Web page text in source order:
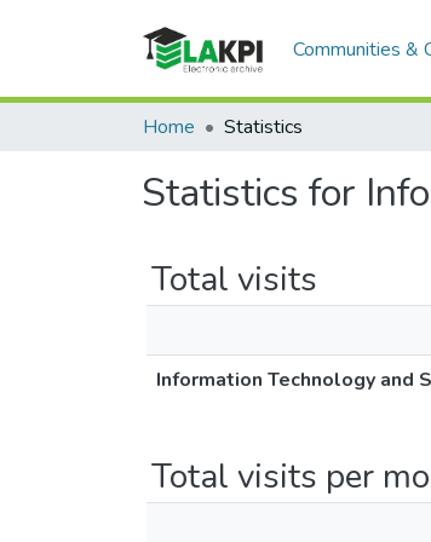
Communities &
Home Statistics
Statistics for
Total visits
Information Technology and
Total visits per